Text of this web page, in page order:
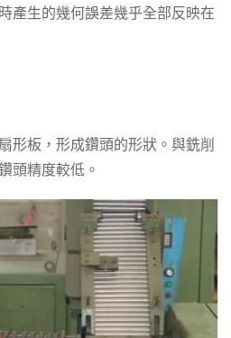
產生的幾何誤差幾乎全部反映在
形板，形成鑽頭的形狀。與銑削
頭精度較低。